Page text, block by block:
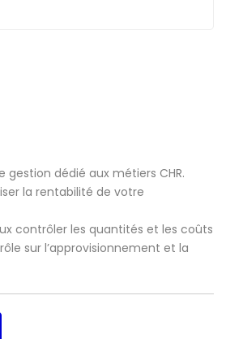
gestion dédié aux métiers CHR.
la rentabilité de votre
contrôler les quantités et les coûts
sur l’approvisionnement et la